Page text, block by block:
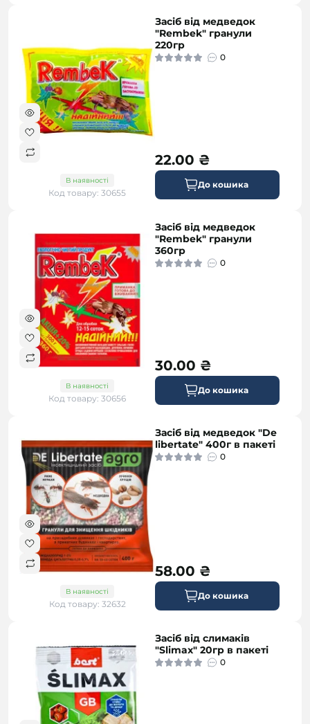
будьте впевнені у якості та ефективності
кожного продукту.
В наявності
Код товару: 30655
Засіб від медведок
"Rembek" гранули
220гр
0
22.00 ₴
До кошика
В наявності
Код товару: 30656
Засіб від медведок
"Rembek" гранули
360гр
0
30.00 ₴
До кошика
В наявності
Код товару: 32632
Засіб від медведок "De
libertate" 400г в пакеті
0
58.00 ₴
До кошика
Засіб від слимаків
"Slimax" 20гр в пакеті
0